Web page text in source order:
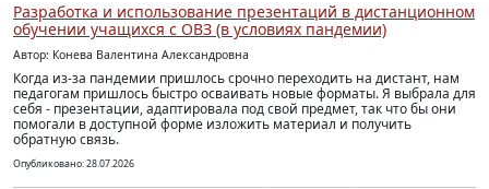
Разработка и использование презентаций в дистанционном
обучении учащихся с ОВЗ (в условиях пандемии)
Автор: Конева Валентина Александровна
Когда из-за пандемии пришлось срочно переходить на дистант, нам
педагогам пришлось быстро осваивать новые форматы. Я выбрала для
себя - презентации, адаптировала под свой предмет, так что бы они
помогали в доступной форме изложить материал и получить
обратную связь.
Опубликовано: 28.07.2026